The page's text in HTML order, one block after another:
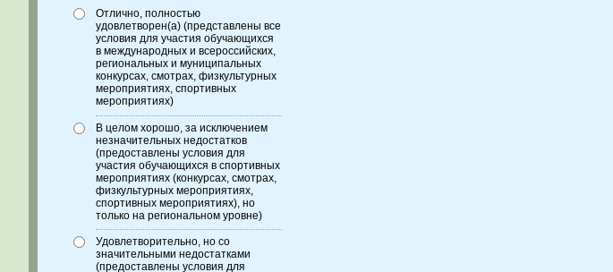
Отлично, полностью
удовлетворен(а) (представлены все
условия для участия обучающихся
в международных и всероссийских,
региональных и муниципальных
конкурсах, смотрах, физкультурных
мероприятиях, спортивных
мероприятиях)
В целом хорошо, за исключением
незначительных недостатков
(предоставлены условия для
участия обучающихся в спортивных
мероприятиях (конкурсах, смотрах,
физкультурных мероприятиях,
спортивных мероприятиях), но
только на региональном уровне)
Удовлетворительно, но со
значительными недостатками
(предоставлены условия для